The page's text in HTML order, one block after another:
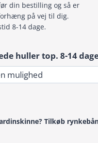
din bestilling og så er
på vej til dig.
8-14 dage.
huller top. 8-14
Tilkøb